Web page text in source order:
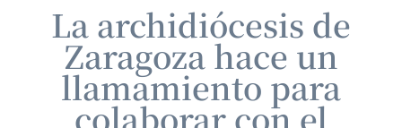
La archidiócesis de
Zaragoza hace un
llamamiento para
colaborar con el